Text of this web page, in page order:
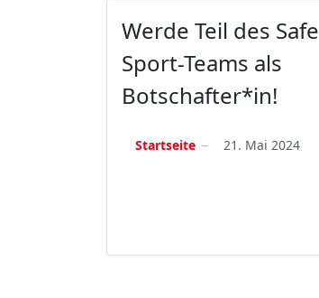
Werde Teil des Safe
Sport-Teams als
Botschafter*in!
Startseite 21. Mai 2024